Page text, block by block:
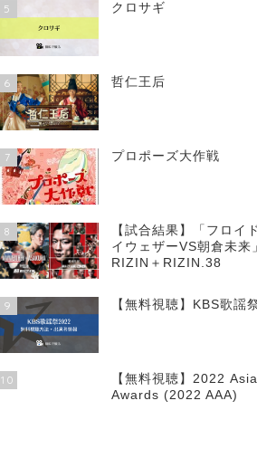
5 クロサギ
6 哲仁王后
7 プロポーズ大作戦
8
【試合結果】「フロイ
イウェザーVS朝倉未来
RIZIN＋RIZIN.38
9 【無料視聴】KBS歌謡
10
【無料視聴】2022
Awards (2022 AAA)